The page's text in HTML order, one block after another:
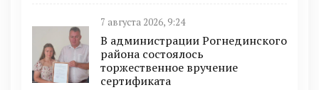
7 августа 2026, 9:24
В администрации Рогнединского
района состоялось
торжественное вручение
сертификата